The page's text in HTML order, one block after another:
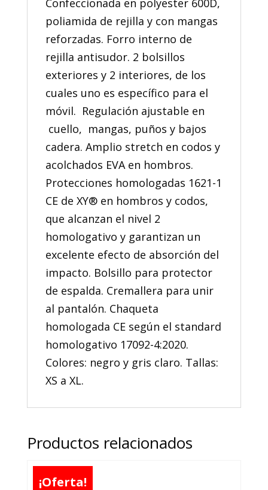
Confeccionada en polyester 600D,
poliamida de rejilla y con mangas
reforzadas. Forro interno de
rejilla antisudor. 2 bolsillos
exteriores y 2 interiores, de los
cuales uno es específico para el
móvil. Regulación ajustable en
cuello, mangas, puños y bajos
cadera. Amplio stretch en codos y
acolchados EVA en hombros.
Protecciones homologadas 1621-1
CE de XY® en hombros y codos,
que alcanzan el nivel 2
homologativo y garantizan un
excelente efecto de absorción del
impacto. Bolsillo para protector
de espalda. Cremallera para unir
al pantalón. Chaqueta
homologada CE según el standard
homologativo 17092-4:2020.
Colores: negro y gris claro. Tallas:
XS a XL.
Productos relacionados
¡Oferta!